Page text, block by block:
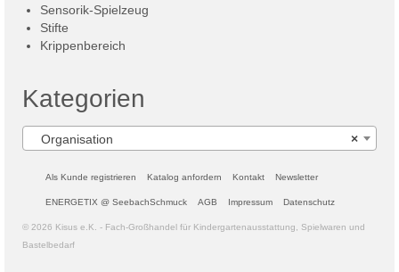
Sensorik-Spielzeug
Stifte
Krippenbereich
Kategorien
×
Organisation
Als Kunde registrieren Katalog anfordern Kontakt Newsletter
ENERGETIX @ SeebachSchmuck AGB Impressum Datenschutz
© 2026 Kisus e.K. - Fach-Großhandel für Kindergartenausstattung, Spielwaren und
Bastelbedarf